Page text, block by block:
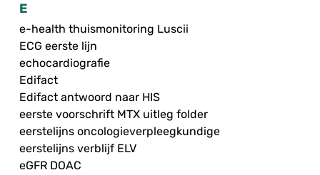
E
e-health thuismonitoring Luscii
ECG eerste lijn
echocardiografie
Edifact
Edifact antwoord naar HIS
eerste voorschrift MTX uitleg folder
eerstelijns oncologieverpleegkundige
eerstelijns verblijf ELV
eGFR DOAC